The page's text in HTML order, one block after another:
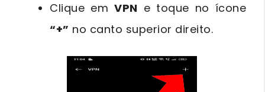
Clique em VPN e toque no ícone
“+” no canto superior direito.